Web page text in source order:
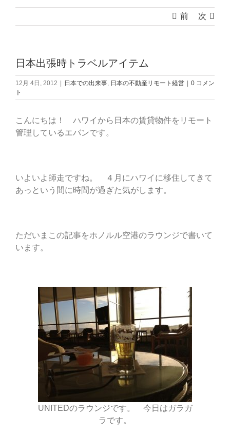
前 次
日本出張時トラベルアイテム
12月 4日, 2012 日本での出来事, 日本の不動産リモート経営
0 コメン
ト
こんにちは！ ハワイから日本の賃貸物件をリモート
管理しているエバンです。
いよいよ師走ですね。 ４月にハワイに移住してきて
あっという間に時間が過ぎた気がします。
ただいまこの記事をホノルル空港のラウンジで書いて
います。
UNITEDのラウンジです。 今日はガラガ
ラです。